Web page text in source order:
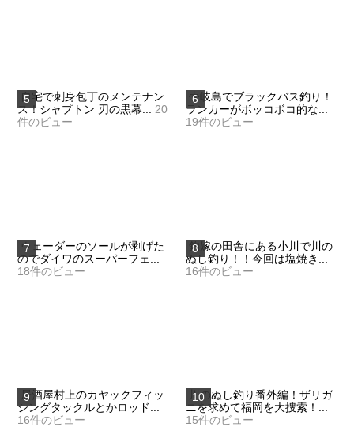
自宅で刺身包丁のメンテナン
ス！シャプトン 刃の黒幕... 20
件のビュー
壱岐島でブラックバス釣り！
ランカーがボッコボコ的な...
19件のビュー
ウェーダーのソールが剥げた
のでダイワのスーパーフェ...
18件のビュー
釣嫁の田舎にある小川で川の
ぬし釣り！！今回は塩焼き...
16件のビュー
居酒屋村上のカヤックフィッ
シングタックルとかロッド...
16件のビュー
川のぬし釣り番外編！ザリガ
ニを求めて福岡を大捜索！...
15件のビュー